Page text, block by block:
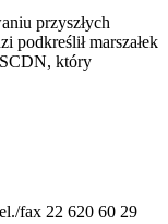
przyszłych
podkreślił marszałek
który
fax 22 620 60 29